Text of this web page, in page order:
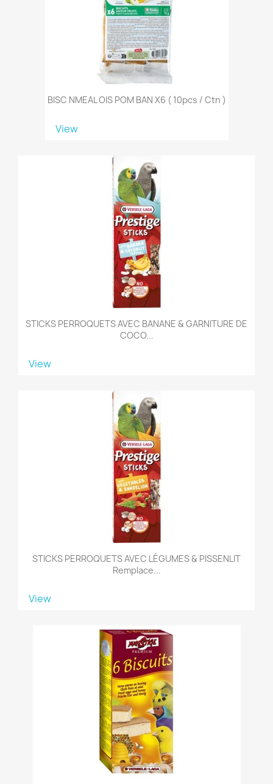
BISC NMEAL OIS POM BAN X6 ( 10pcs / Ctn )
View
STICKS PERROQUETS AVEC BANANE & GARNITURE DE
COCO...
View
STICKS PERROQUETS AVEC LÉGUMES & PISSENLIT
Remplace...
View